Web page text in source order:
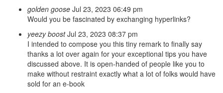
golden goose Jul 23, 2023 06:49 pm
Would you be fascinated by exchanging hyperlinks?
yeezy boost Jul 23, 2023 08:37 pm
I intended to compose you this tiny remark to finally say
thanks a lot over again for your exceptional tips you have
discussed above. It is open-handed of people like you to
make without restraint exactly what a lot of folks would have
sold for an e-book